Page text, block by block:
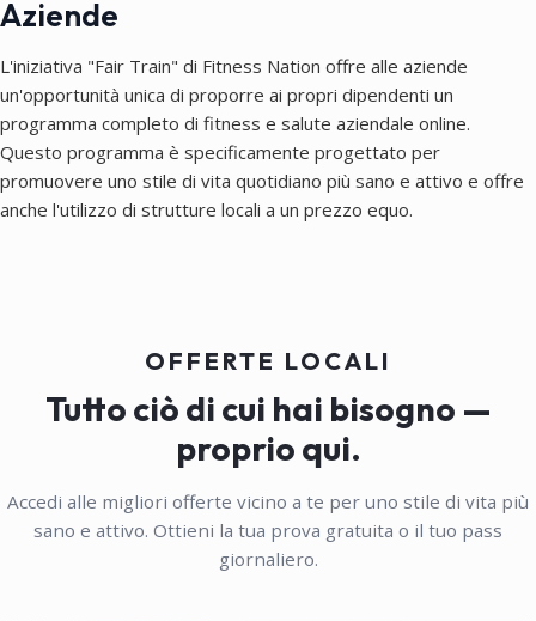
Aziende
L'iniziativa "Fair Train" di Fitness Nation offre alle aziende
un'opportunità unica di proporre ai propri dipendenti un
programma completo di fitness e salute aziendale online.
Questo programma è specificamente progettato per
promuovere uno stile di vita quotidiano più sano e attivo e offre
anche l'utilizzo di strutture locali a un prezzo equo.
OFFERTE LOCALI
Tutto ciò di cui hai bisogno —
proprio qui.
Accedi alle migliori offerte vicino a te per uno stile di vita più
sano e attivo. Ottieni la tua prova gratuita o il tuo pass
giornaliero.